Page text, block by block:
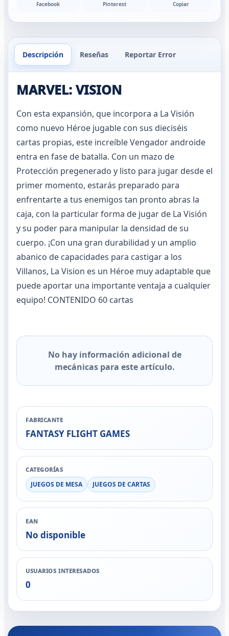
Facebook
Pinterest
Copiar
Descripción Reseñas Reportar Error
MARVEL: VISION
Con esta expansión, que incorpora a La Visión
como nuevo Héroe jugable con sus dieciséis
cartas propias, este increíble Vengador androide
entra en fase de batalla. Con un mazo de
Protección pregenerado y listo para jugar desde el
primer momento, estarás preparado para
enfrentarte a tus enemigos tan pronto abras la
caja, con la particular forma de jugar de La Visión
y su poder para manipular la densidad de su
cuerpo. ¡Con una gran durabilidad y un amplio
abanico de capacidades para castigar a los
Villanos, La Vision es un Héroe muy adaptable que
puede aportar una importante ventaja a cualquier
equipo! CONTENIDO 60 cartas
No hay información adicional de
mecánicas para este artículo.
FABRICANTE
FANTASY FLIGHT GAMES
CATEGORÍAS
JUEGOS DE MESA JUEGOS DE CARTAS
EAN
No disponible
USUARIOS INTERESADOS
0